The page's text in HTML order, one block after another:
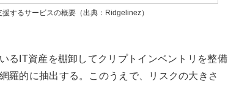
するサービスの概要（出典：Ridgelinez）
るIT資産を棚卸してクリプトインベントリを整備
羅的に抽出する。このうえで、リスクの大きさ